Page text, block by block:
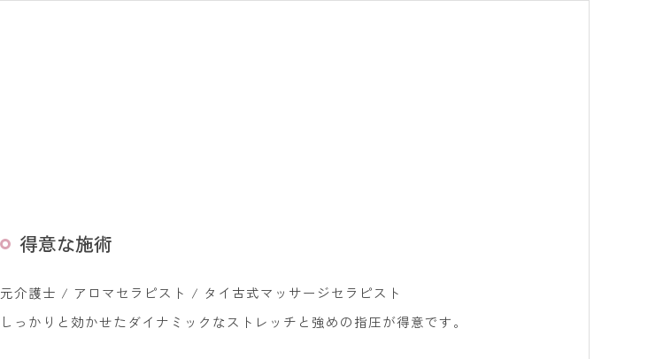
得意な施術
元介護士 / アロマセラピスト / タイ古式マッサージセラピスト
しっかりと効かせたダイナミックなストレッチと強めの指圧が得意です。